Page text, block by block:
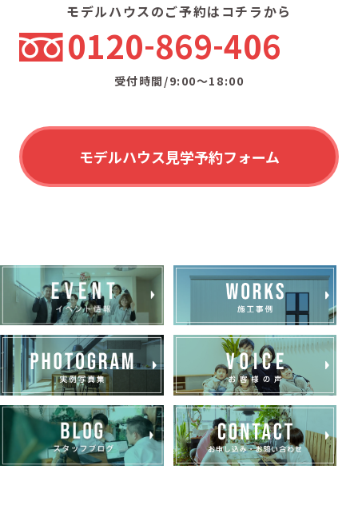
モデルハウスのご予約はコチラから
0120 869 406
受付時間/9:00〜18:00
モデルハウス見学予約フォーム